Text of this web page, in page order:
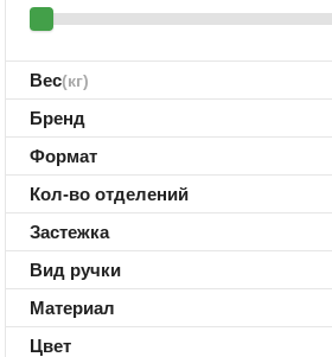
Вес(кг)
Бренд
Формат
Кол-во отделений
Застежка
Вид ручки
Материал
Цвет